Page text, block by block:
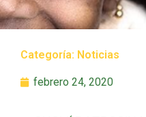
Categoría: Noticias
febrero 24, 2020